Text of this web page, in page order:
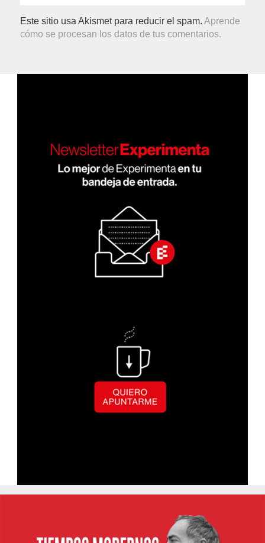
Este sitio usa Akismet para reducir el spam.Aprende
cómo se procesan los datos de tus comentarios.